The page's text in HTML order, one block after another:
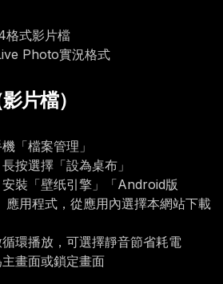
格式影片檔
Photo實況格式
片檔）
「檔案管理」
長按選擇「設為桌布」
安裝「壁纸引擎」「Android版
用程式，從應用內選擇本網站下載
循環播放，可選擇靜音節省耗電
主畫面或鎖定畫面